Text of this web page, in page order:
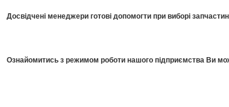
Досвідчені менеджери готові допомогти при виборі
Ознайомитись з режимом роботи нашого підприємства Ви